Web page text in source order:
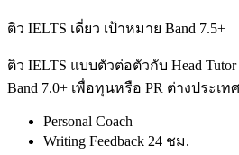
ติว IELTS เดี่ยว เป้าหมาย Band 7.5+
ติว IELTS แบบตัวต่อตัวกับ Head
Band 7.0+ เพื่อทุนหรือ PR ต่างประเทศ
Personal Coach
Writing Feedback 24 ชม.